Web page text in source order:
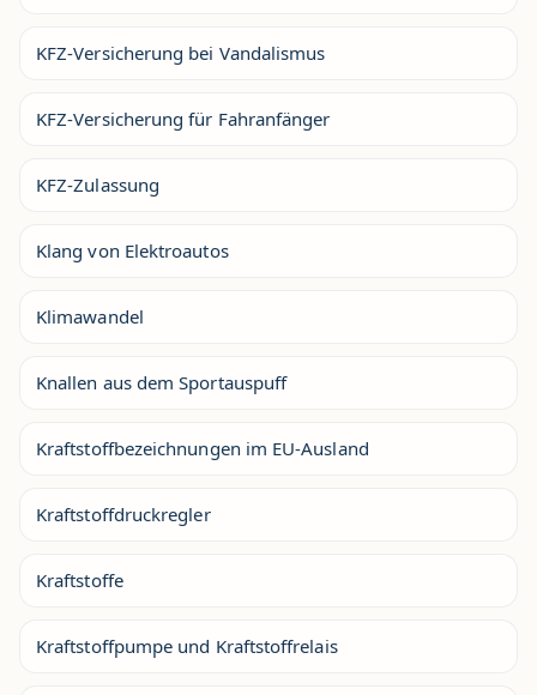
KFZ-Versicherung bei Vandalismus
KFZ-Versicherung für Fahranfänger
KFZ-Zulassung
Klang von Elektroautos
Klimawandel
Knallen aus dem Sportauspuff
Kraftstoffbezeichnungen im EU-Ausland
Kraftstoffdruckregler
Kraftstoffe
Kraftstoffpumpe und Kraftstoffrelais